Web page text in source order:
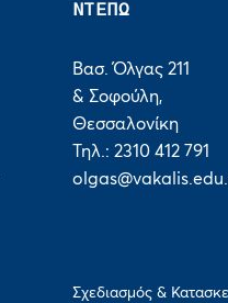
ΝΤΕΠΩ
Βασ. Όλγας 211
& Σοφούλη,
Θεσσαλονίκη
Τηλ.: 2310 412 791
Σχεδιασμός &